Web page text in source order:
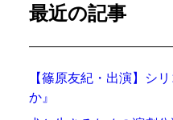
最近の記事
【篠原友紀・出演】シ
か』